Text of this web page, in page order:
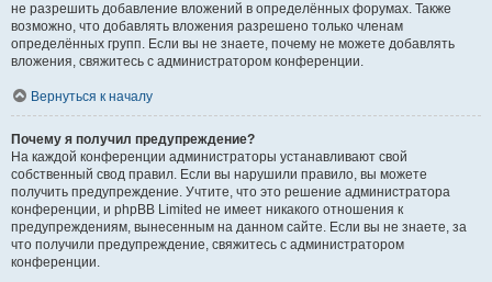
не разрешить добавление вложений в определённых форумах. Также
возможно, что добавлять вложения разрешено только членам
определённых групп. Если вы не знаете, почему не можете добавлять
вложения, свяжитесь с администратором конференции.
Вернуться к началу
Почему я получил предупреждение?
На каждой конференции администраторы устанавливают свой
собственный свод правил. Если вы нарушили правило, вы можете
получить предупреждение. Учтите, что это решение администратора
конференции, и phpBB Limited не имеет никакого отношения к
предупреждениям, вынесенным на данном сайте. Если вы не знаете, за
что получили предупреждение, свяжитесь с администратором
конференции.